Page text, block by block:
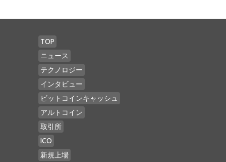
TOP
ニュース
テクノロジー
インタビュー
ビットコインキャッシュ
アルトコイン
取引所
ICO
新規上場